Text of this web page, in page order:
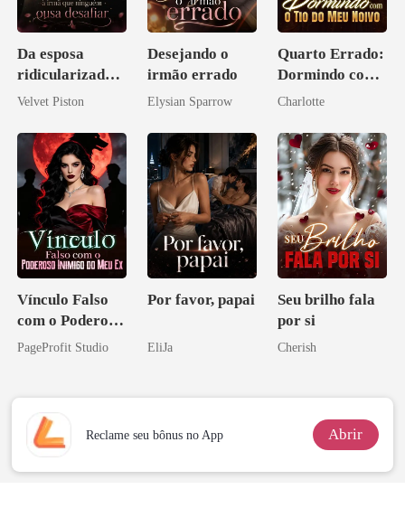
Da esposa
ridicularizada à
irmã que
desafiar
Velvet Piston
Desejando o
irmão errado
Elysian Sparrow
Quarto Errado:
Dormindo com
o Tio do Meu
Charlotte
Vínculo Falso
com o Poderoso
Inimigo do Meu
PageProfit Studio
Por favor, papai
EliJa
Seu brilho fala
por si
Cherish
Reclame seu bônus no App Abrir